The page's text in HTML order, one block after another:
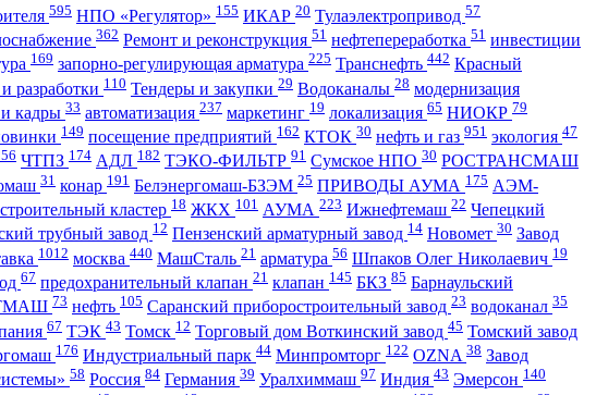
595 НПО «Регулятор» 155 ИКАР 20 Тулаэлектропривод 57
362 Ремонт и реконструкция 51 нефтепереработка 51 инвестиции
169 запорно-регулирующая арматура 225 Транснефть 442 Красный
разработки 110 Тендеры и закупки 29 Водоканалы 28 модернизация
кадры 33 автоматизация 237 маркетинг 19 локализация 65 НИОКР 79
149 посещение предприятий 162 КТОК 30 нефть и газ 951 экология 47
ЧТПЗ 174 АДЛ 182 ТЭКО-ФИЛЬТР 91 Сумское НПО 30 РОСТРАНСМАШ
31 конар 191 Белэнергомаш-БЗЭМ 25 ПРИВОДЫ АУМА 175 АЭМ-
кластер 18 ЖКХ 101 АУМА 223 Ижнефтемаш 22 Чепецкий
трубный завод 12 Пензенский арматурный завод 14 Новомет 30 Завод
1012 москва 440 МашСталь 21 арматура 56 Шпаков Олег Николаевич 19
67 предохранительный клапан 21 клапан 145 БКЗ 85 Барнаульский
73 нефть 105 Саранский приборостроительный завод 23 водоканал 35
67 ТЭК 43 Томск 12 Торговый дом Воткинский завод 45 Томский завод
176 Индустриальный парк 44 Минпромторг 122 OZNA 38 Завод
58 Россия 84 Германия 39 Уралхиммаш 97 Индия 43 Эмерсон 140